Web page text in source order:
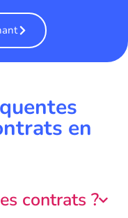
en
contrats ?